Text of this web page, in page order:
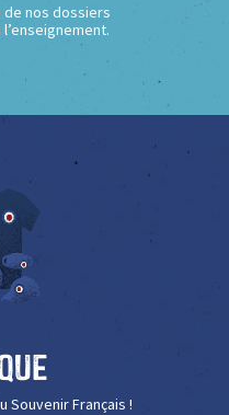
de nos dossiers
Souvenir Français !